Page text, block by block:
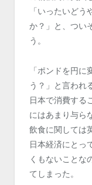
「いったいど
か？」と、つい
う。
「ポンドを円
う？」と言われ
日本で消費する
にはあまり与ら
飲食に関しては
日本経済にとっ
くもないことな
てしまった。